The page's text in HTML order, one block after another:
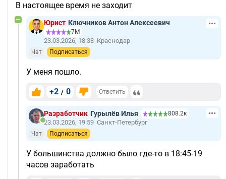
В настоящее время не заходит
Юрист Ключников Антон Алексеевич
7М
23.03.2026, 18:38 Краснодар
Чат Подписаться
У меня пошло.
+2 / 0 Ответить
Разработчик Гурылёв Илья 808.2к
23.03.2026, 19:59 Санкт-Петербург
Чат Подписаться
У большинства должно было где-то в 18:45-19
часов заработать